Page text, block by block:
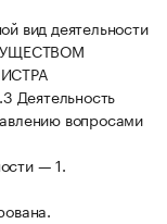
вид деятельности
вопросами
— 1.